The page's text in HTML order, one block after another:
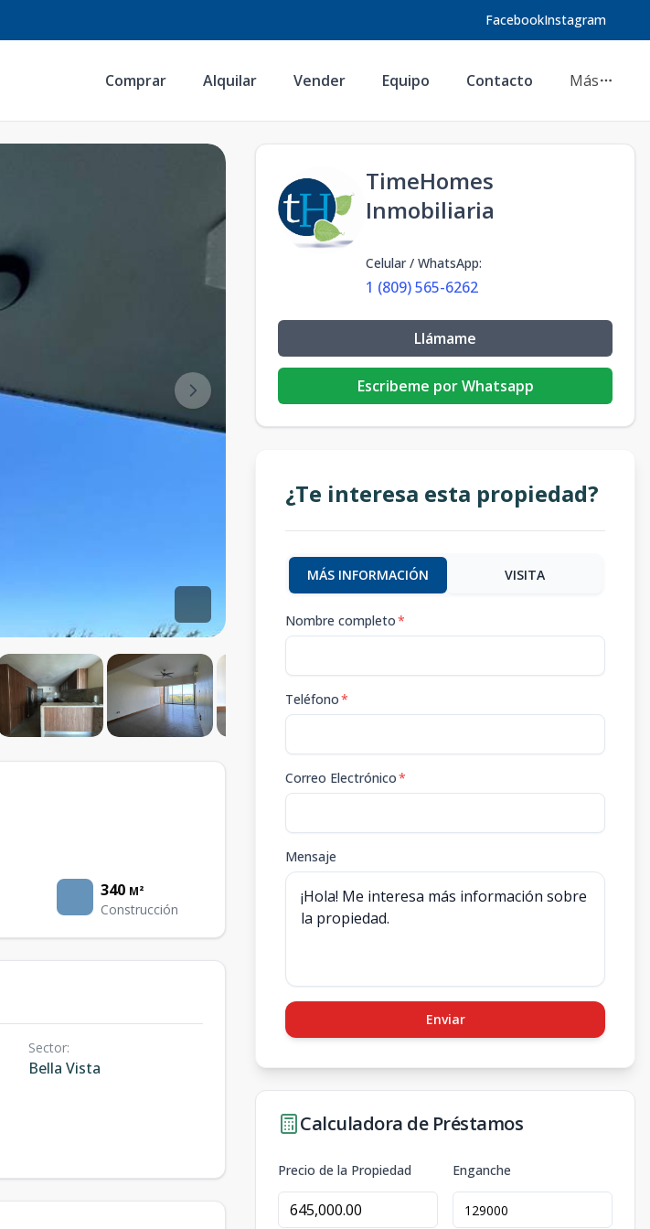
FacebookInstagram
Comprar Alquilar Vender Equipo Contacto Más
340 M²
Construcción
Sector:
Bella Vista
TimeHomes
Inmobiliaria
Celular / WhatsApp:
1 (809) 565-6262
Llámame
Escribeme por Whatsapp
¿Te interesa esta propiedad?
MÁS INFORMACIÓN VISITA
Nombre completo*
Teléfono*
Correo Electrónico*
Mensaje
Enviar
Calculadora de Préstamos
Precio de la Propiedad Enganche